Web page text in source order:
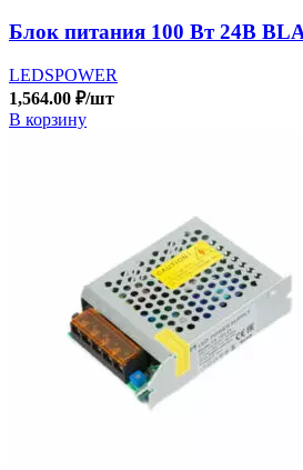
Блок питания 100 Вт 24В
LEDSPOWER
1,564.00 ₽/шт
В корзину